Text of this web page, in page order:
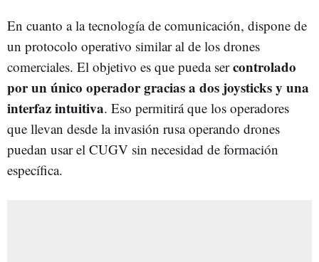
En cuanto a la tecnología de comunicación, dispone de
un protocolo operativo similar al de los drones
comerciales. El objetivo es que pueda sercontrolado
por un único operador gracias a dos joysticks y una
interfaz intuitiva. Eso permitirá que los operadores
que llevan desde la invasión rusa operando drones
puedan usar el CUGV sin necesidad de formación
específica.